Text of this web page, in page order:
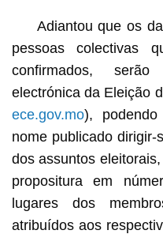
Adiantou que os
pessoas colectivas
confirmados,
electrónica da Eleição
ece.gov.mo),
nome publicado
dos assuntos
propositura em
lugares dos
atribuídos aos